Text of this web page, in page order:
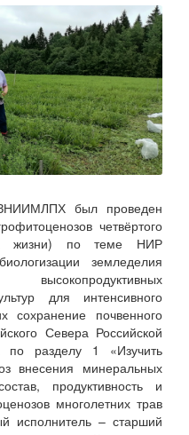
был проведен
четвёртого
жизни) по теме НИР
земледелия
для интенсивного
сохранение почвенного
Севера Российской
по разделу 1 «Изучить
внесения минеральных
продуктивность и
многолетних трав
исполнитель – старший